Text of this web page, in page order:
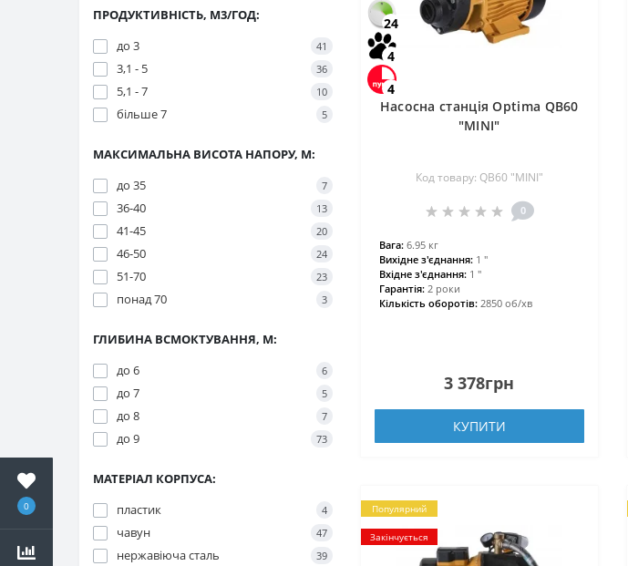
0
ПРОДУКТИВНІСТЬ, М3/ГОД:
до 3
41
3,1 - 5 36
5,1 - 7 10
більше 7 5
МАКСИМАЛЬНА ВИСОТА НАПОРУ, М:
до 35
7
36-40 13
41-45 20
46-50 24
51-70 23
понад 70 3
ГЛИБИНА ВСМОКТУВАННЯ, М:
до 6
6
до 7 5
до 8 7
до 9 73
МАТЕРІАЛ КОРПУСА:
пластик
4
чавун 47
нержавіюча сталь 39
24
4
4
Насосна станція Optima QB60
″MINI″
Код товару: QB60 ″MINI″
0
Вага: 6.95 кг
Вихідне з'єднання: 1 ″
Вхідне з'єднання: 1 ″
Гарантія: 2 роки
Кількість оборотів: 2850 об/хв
3 378грн
КУПИТИ
Популярний
Закінчується